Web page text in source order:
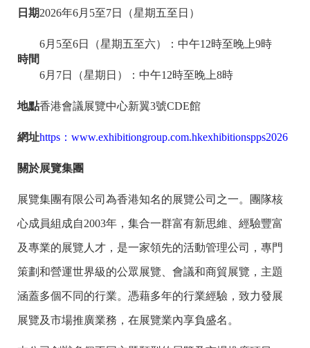
日期2026年6月5至7日（星期五至日）
時間
6月5至6日（星期五至六）：中午12時至晚上9時
6月7日（星期日）：中午12時至晚上8時
地點香港會議展覽中心新翼3號CDE館
網址https：www.exhibitiongroup.com.hkexhibitionspps2026
關於展覽集團
展覽集團有限公司為香港知名的展覽公司之一。團隊核
心成員組成自2003年，集合一群富有新思維、經驗豐富
及專業的展覽人才，是一家領先的活動管理公司，專門
策劃和營運世界級的公眾展覽、會議和商貿展覽，主題
涵蓋多個不同的行業。憑藉多年的行業經驗，致力發展
展覽及市場推廣業務，在展覽業內享負盛名。